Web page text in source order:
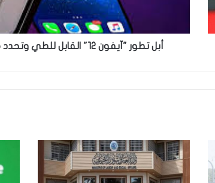
أبل تطور "آيفون 12" القابل للطي وتحدد موعد إطلاقه في الأسواق